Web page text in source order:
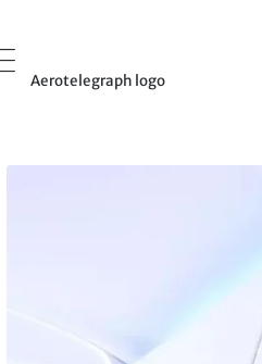
Aerotelegraph logo